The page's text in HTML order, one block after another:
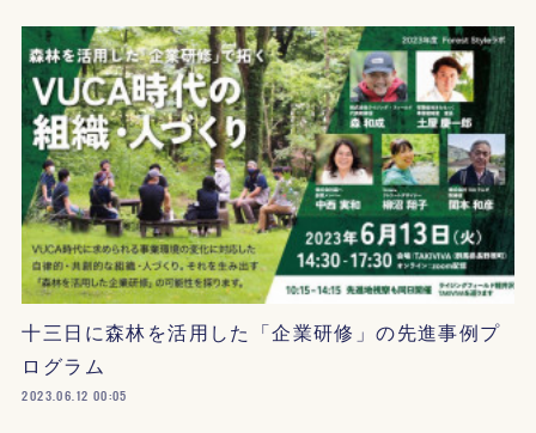
十三日に森林を活用した「企業研修」の先進事例プ
ログラム
2023.06.12 00:05